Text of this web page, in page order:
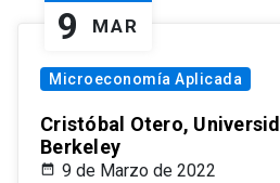
9 MAR
Microeconomía Aplicada
Cristóbal Otero,
Berkeley
9 de Marzo de 2022